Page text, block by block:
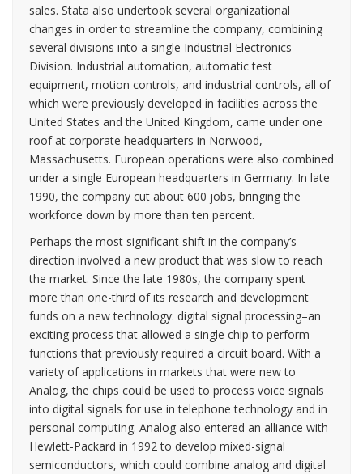
sales. Stata also undertook several organizational
changes in order to streamline the company, combining
several divisions into a single Industrial Electronics
Division. Industrial automation, automatic test
equipment, motion controls, and industrial controls, all of
which were previously developed in facilities across the
United States and the United Kingdom, came under one
roof at corporate headquarters in Norwood,
Massachusetts. European operations were also combined
under a single European headquarters in Germany. In late
1990, the company cut about 600 jobs, bringing the
workforce down by more than ten percent.
Perhaps the most significant shift in the company’s
direction involved a new product that was slow to reach
the market. Since the late 1980s, the company spent
more than one-third of its research and development
funds on a new technology: digital signal processing–an
exciting process that allowed a single chip to perform
functions that previously required a circuit board. With a
variety of applications in markets that were new to
Analog, the chips could be used to process voice signals
into digital signals for use in telephone technology and in
personal computing. Analog also entered an alliance with
Hewlett-Packard in 1992 to develop mixed-signal
semiconductors, which could combine analog and digital